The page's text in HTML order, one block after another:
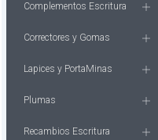
Complementos Escritura
Correctores y Gomas
Lapices y PortaMinas
Plumas
Recambios Escritura